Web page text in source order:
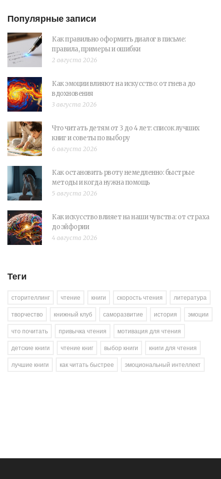
Популярные записи
Как правильно оформить диалог в письме:
правила, примеры и ошибки
2 августа 2026
Как эмоции влияют на искусство: от гнева до
вдохновения
3 августа 2026
Что читать детям от 3 до 4 лет: список лучших
книг и советы по выбору
6 августа 2026
Как остановить рвоту немедленно: быстрые
методы и когда нужна помощь
5 августа 2026
Как искусство влияет на наши чувства: от страха
до эйфории
4 августа 2026
Теги
сторителлинг чтение книги скорость чтения
литература
творчество
книжный клуб саморазвитие история
эмоции
что почитать
привычка чтения
мотивация для чтения
детские книги
чтение книг выбор книги
книги для чтения
лучшие книги
как читать быстрее эмоциональный интеллект